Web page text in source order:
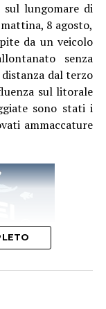
sul lungomare di
8 agosto,
da un veicolo
senza
distanza dal terzo
sul litorale
sono stati i
ammaccature